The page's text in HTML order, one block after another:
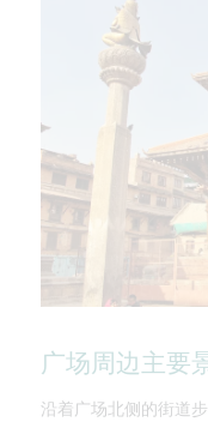
广场周边主要
沿着广场北侧的街道